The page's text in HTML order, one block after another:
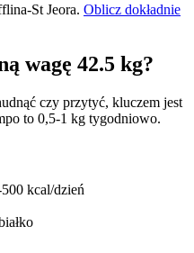
St Jeora. Oblicz dokładnie
wagę 42.5 kg?
czy przytyć, kluczem jest
to 0,5-1 kg tygodniowo.
kcal/dzień